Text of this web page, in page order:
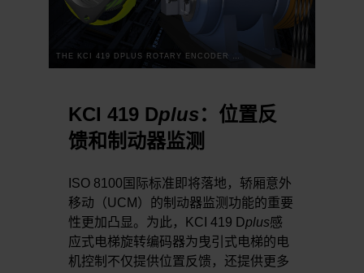
KCI 419 Dplus：位置反
馈和制动器监测
ISO 8100国际标准即将落地，轿厢意外
移动（UCM）的制动器监测功能的重要
性更加凸显。为此，KCI 419 Dplus感
应式电梯旋转编码器为曳引式电梯的电
机控制不仅提供位置反馈，还提供更多